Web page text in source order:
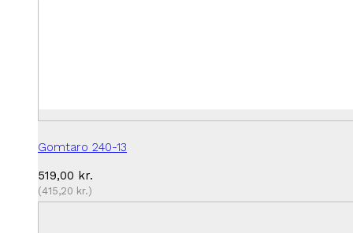
Gomtaro 240-13
519,00 kr.
(415,20 kr.)